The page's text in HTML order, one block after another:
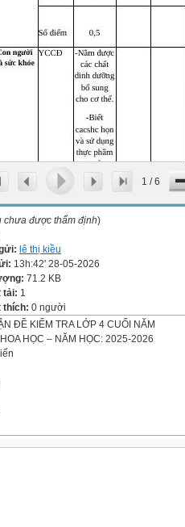
1 /6
chưa được thẩm định)
lê thị kiều
13h:42' 28-05-2026
71.2 KB
tải: 1
thích: 0 người
ĐỀ KIỂM TRA LỚP 4 CUỐI NĂM
HỌC – NĂM HỌC: 2025-2026